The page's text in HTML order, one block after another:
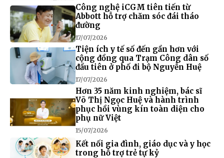
Công nghệ iCGM tiên tiến từ
Abbott hỗ trợ chăm sóc đái tháo
đường
17/07/2026
Tiện ích y tế số đến gần hơn với
cộng đồng qua Trạm Công dân số
đầu tiên ở phố đi bộ Nguyễn Huệ
17/07/2026
Hơn 35 năm kinh nghiệm, bác sĩ
Võ Thị Ngọc Huệ và hành trình
phục hồi vùng kín toàn diện cho
phụ nữ Việt
15/07/2026
Kết nối gia đình, giáo dục và y học
trong hỗ trợ trẻ tự kỷ